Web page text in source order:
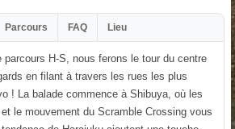
Parcours FAQ Lieu
parcours H-S, nous ferons le tour du centre
en filant à travers les rues les plus
! La balade commence à Shibuya, où les
le mouvement du Scramble Crossing vous